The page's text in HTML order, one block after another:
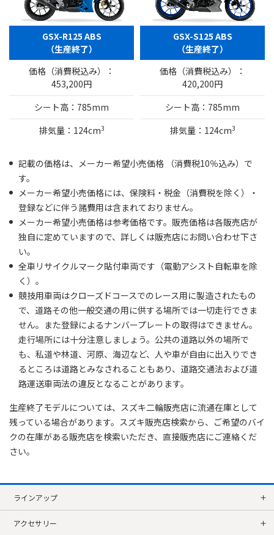
GSX-R125 ABS
（生産終了）
価格（消費税込み）：
453,200円
シート高：785mm
排気量：124cm3
GSX-S125 ABS
（生産終了）
価格（消費税込み）：
420,200円
シート高：785mm
排気量：124cm3
記載の価格は、メーカー希望小売価格 （消費税10％込み）で
す。
メーカー希望小売価格には、保険料・税金（消費税を除く）・
登録などに伴う諸費用は含まれておりません。
メーカー希望小売価格は参考価格です。販売価格は各販売店が
独自に定めていますので、詳しくは販売店にお問い合わせ下さ
い。
全車リサイクルマーク貼付車両です（電動アシスト自転車を除
く）。
競技用車両はクローズドコースでのレース用に製造されたもの
で、道路その他一般交通の用に供する場所では一切走行できま
せん。また登録によるナンバープレートの取得はできません。
走行場所には十分注意しましょう。公共の道路以外の場所で
も、私道や林道、河原、海辺など、人や車が自由に出入りでき
るところは道路とみなされることもあり、道路交通法および道
路運送車両法の違反となることがあります。
生産終了モデルについては、スズキ二輪販売店に流通在庫として
残っている場合があります。スズキ販売店検索から、ご希望のバイ
クの在庫がある販売店を検索いただき、直接販売店にご連絡くだ
さい。
ラインアップ
アクセサリー